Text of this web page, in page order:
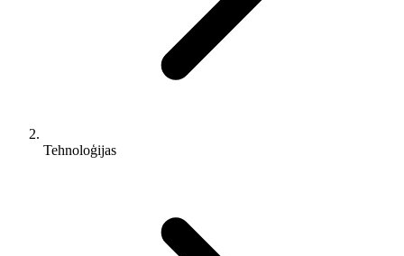
Tehnoloģijas